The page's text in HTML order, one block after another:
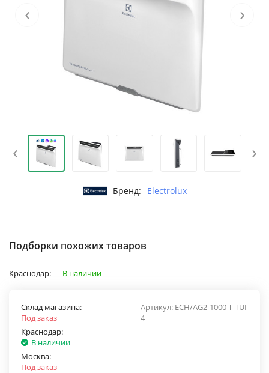
‹ ›
‹ ›
Бренд: Electrolux
Подборки похожих товаров
Краснодар: В наличии
Артикул: ECH/AG2-1000 T-TUI
4
Склад магазина:
Под заказ
Краснодар:
В наличии
Москва:
Под заказ